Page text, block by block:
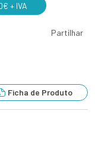
+ IVA
Partilhar
Ficha de Produto